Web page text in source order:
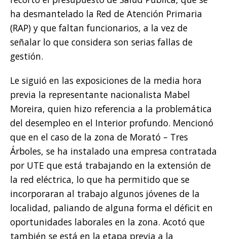
ha desmantelado la Red de Atención Primaria
(RAP) y que faltan funcionarios, a la vez de
señalar lo que considera son serias fallas de
gestión.
Le siguió en las exposiciones de la media hora
previa la representante nacionalista Mabel
Moreira, quien hizo referencia a la problemática
del desempleo en el Interior profundo. Mencionó
que en el caso de la zona de Morató – Tres
Árboles, se ha instalado una empresa contratada
por UTE que está trabajando en la extensión de
la red eléctrica, lo que ha permitido que se
incorporaran al trabajo algunos jóvenes de la
localidad, paliando de alguna forma el déficit en
oportunidades laborales en la zona. Acotó que
también se está en la etapa previa a la